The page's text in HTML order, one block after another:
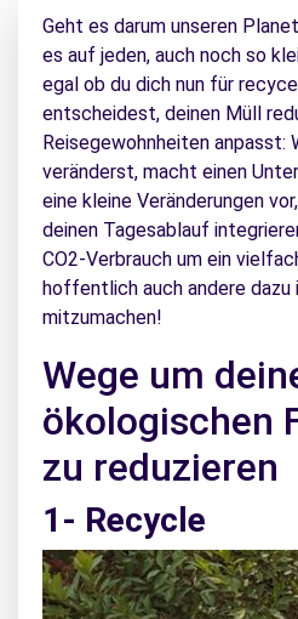
Geht es darum unseren
es auf jeden, auch noch so
egal ob du dich nun für
entscheidest, deinen Müll
Reisegewohnheiten anpasst:
veränderst, macht einen
eine kleine Veränderungen
deinen Tagesablauf
CO2-Verbrauch um ein
hoffentlich auch andere dazu
mitzumachen!
Wege um
ökologischen
zu reduzieren
1- Recycle